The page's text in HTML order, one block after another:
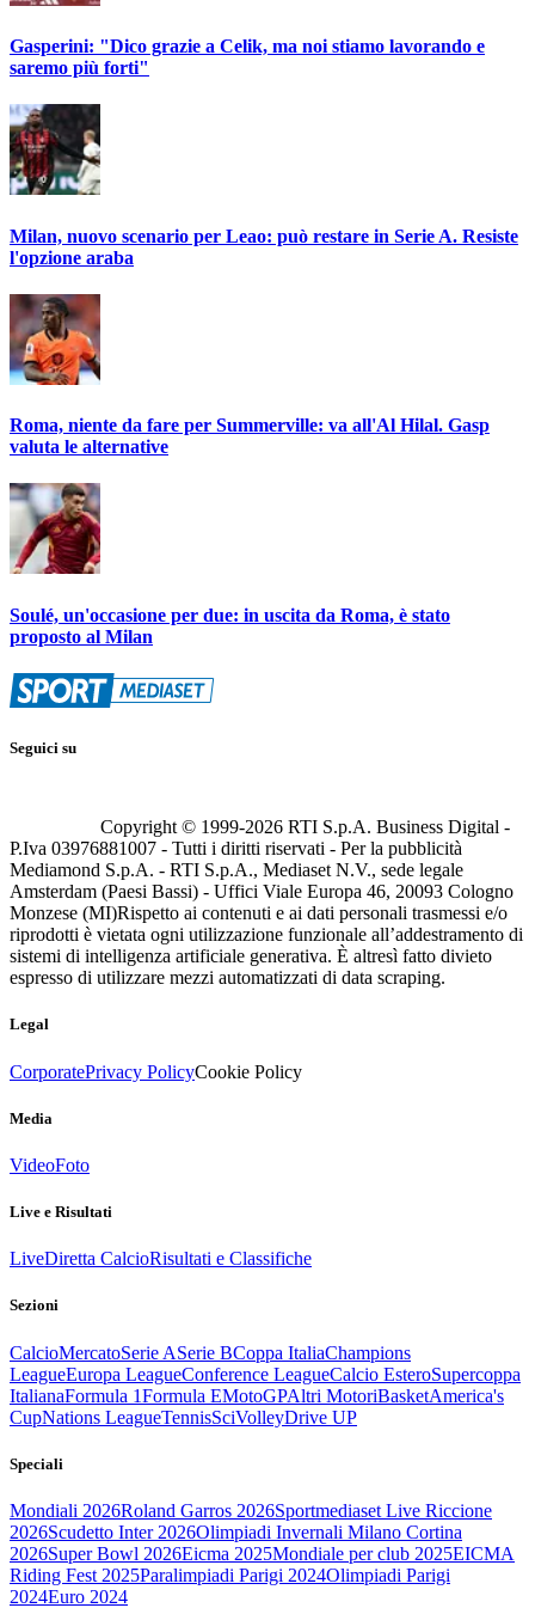
Gasperini: "Dico grazie a Celik, ma noi stiamo lavorando e
saremo più forti"
Milan, nuovo scenario per Leao: può restare in Serie A. Resiste
l'opzione araba
Roma, niente da fare per Summerville: va all'Al Hilal. Gasp
valuta le alternative
Soulé, un'occasione per due: in uscita da Roma, è stato
proposto al Milan
Seguici su
Copyright © 1999-2026 RTI S.p.A. Business Digital -
P.Iva 03976881007 - Tutti i diritti riservati - Per la pubblicità
Mediamond S.p.A. - RTI S.p.A., Mediaset N.V., sede legale
Amsterdam (Paesi Bassi) - Uffici Viale Europa 46, 20093 Cologno
Monzese (MI)Rispetto ai contenuti e ai dati personali trasmessi e/o
riprodotti è vietata ogni utilizzazione funzionale all’addestramento di
sistemi di intelligenza artificiale generativa. È altresì fatto divieto
espresso di utilizzare mezzi automatizzati di data scraping.
Legal
CorporatePrivacy PolicyCookie Policy
Media
VideoFoto
Live e Risultati
LiveDiretta CalcioRisultati e Classifiche
Sezioni
CalcioMercatoSerie ASerie BCoppa ItaliaChampions
LeagueEuropa LeagueConference LeagueCalcio EsteroSupercoppa
ItalianaFormula 1Formula EMotoGPAltri MotoriBasketAmerica's
CupNations LeagueTennisSciVolleyDrive UP
Speciali
Mondiali 2026Roland Garros 2026Sportmediaset Live Riccione
2026Scudetto Inter 2026Olimpiadi Invernali Milano Cortina
2026Super Bowl 2026Eicma 2025Mondiale per club 2025EICMA
Riding Fest 2025Paralimpiadi Parigi 2024Olimpiadi Parigi
2024Euro 2024